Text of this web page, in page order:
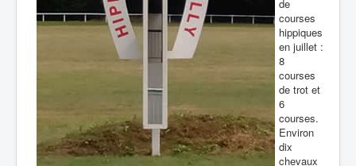
de
courses
hippiques
en juillet :
8
courses
de trot et
6
courses.
Environ
dix
chevaux